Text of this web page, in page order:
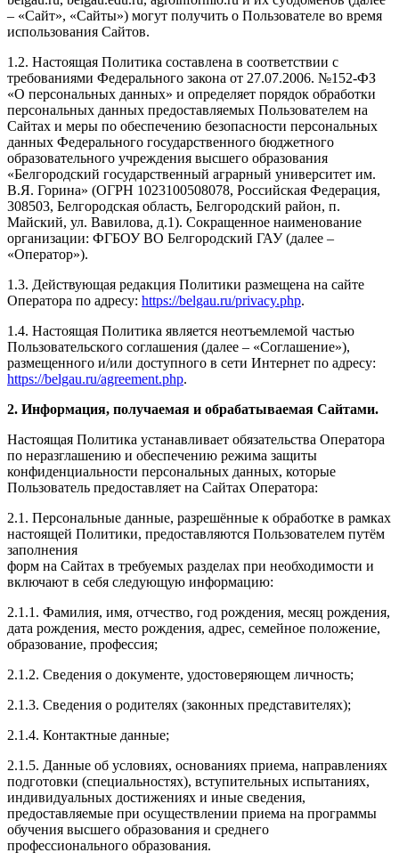
– «Сайт», «Сайты») могут получить о Пользователе во время
использования Сайтов.
1.2. Настоящая Политика составлена в соответствии с
требованиями Федерального закона от 27.07.2006. №152-ФЗ
«О персональных данных» и определяет порядок обработки
персональных данных предоставляемых Пользователем на
Сайтах и меры по обеспечению безопасности персональных
данных Федерального государственного бюджетного
образовательного учреждения высшего образования
«Белгородский государственный аграрный университет им.
В.Я. Горина» (ОГРН 1023100508078, Российская Федерация,
308503, Белгородская область, Белгородский район, п.
Майский, ул. Вавилова, д.1). Сокращенное наименование
организации: ФГБОУ ВО Белгородский ГАУ (далее –
«Оператор»).
1.3. Действующая редакция Политики размещена на сайте
Оператора по адресу: https://belgau.ru/privacy.php.
1.4. Настоящая Политика является неотъемлемой частью
Пользовательского соглашения (далее – «Соглашение»),
размещенного и/или доступного в сети Интернет по адресу:
https://belgau.ru/agreement.php.
2. Информация, получаемая и обрабатываемая Сайтами.
Настоящая Политика устанавливает обязательства Оператора
по неразглашению и обеспечению режима защиты
конфиденциальности персональных данных, которые
Пользователь предоставляет на Сайтах Оператора:
2.1. Персональные данные, разрешённые к обработке в рамках
настоящей Политики, предоставляются Пользователем путём
заполнения
форм на Сайтах в требуемых разделах при необходимости и
включают в себя следующую информацию:
2.1.1. Фамилия, имя, отчество, год рождения, месяц рождения,
дата рождения, место рождения, адрес, семейное положение,
образование, профессия;
2.1.2. Сведения о документе, удостоверяющем личность;
2.1.3. Сведения о родителях (законных представителях);
2.1.4. Контактные данные;
2.1.5. Данные об условиях, основаниях приема, направлениях
подготовки (специальностях), вступительных испытаниях,
индивидуальных достижениях и иные сведения,
предоставляемые при осуществлении приема на программы
обучения высшего образования и среднего
профессионального образования.